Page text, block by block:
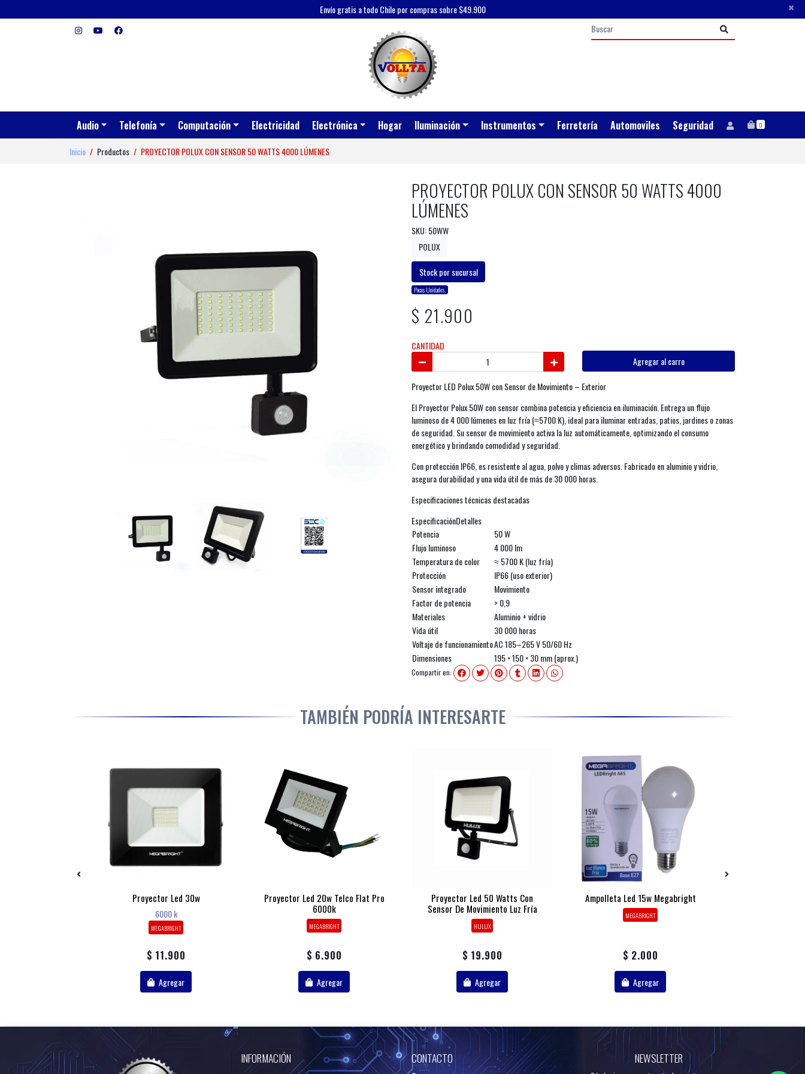
Envío gratis a todo Chile por compras sobre $49.900 ×
Audio Telefonía Computación Electricidad Electrónica Hogar Iluminación Instrumentos Ferretería Automoviles Seguridad 0
Inicio Productos PROYECTOR POLUX CON SENSOR 50 WATTS 4000 LÚMENES
PROYECTOR POLUX CON SENSOR 50 WATTS 4000
LÚMENES
SKU: 50WW
POLUX
Stock por sucursal
Pocas Unidades.
$ 21.900
CANTIDAD
Agregar al carro
Proyector LED Polux 50W con Sensor de Movimiento – Exterior
El Proyector Polux 50W con sensor combina potencia y eficiencia en iluminación. Entrega un flujo
luminoso de 4 000 lúmenes en luz fría (≈5700 K), ideal para iluminar entradas, patios, jardines o zonas
de seguridad. Su sensor de movimiento activa la luz automáticamente, optimizando el consumo
energético y brindando comodidad y seguridad.
Con protección IP66, es resistente al agua, polvo y climas adversos. Fabricado en aluminio y vidrio,
asegura durabilidad y una vida útil de más de 30 000 horas.
Especificaciones técnicas destacadas
EspecificaciónDetalles
Potencia
50 W
Flujo luminoso
4 000 lm
Temperatura de color
≈ 5700 K (luz fría)
Protección
IP66 (uso exterior)
Sensor integrado
Movimiento
Factor de potencia
> 0,9
Materiales
Aluminio + vidrio
Vida útil
30 000 horas
Voltaje de funcionamientoAC 185–265 V 50/60 Hz
Dimensiones
195 × 150 × 30 mm (aprox.)
Compartir en:
TAMBIÉN PODRÍA INTERESARTE
Proyector Led 30w
6000 k
MEGABRIGHT
$ 11.900
Agregar
Proyector Led 20w Telco Flat Pro
6000k
MEGABRIGHT
$ 6.900
Agregar
Proyector Led 50 Watts Con
Sensor De Movimiento Luz Fría
HULUX
$ 19.900
Agregar
Ampolleta Led 15w Megabright
MEGABRIGHT
$ 2.000
Agregar
INFORMACIÓN CONTACTO NEWSLETTER